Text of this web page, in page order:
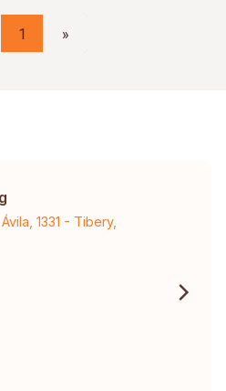
1 »
1331 - Tibery,